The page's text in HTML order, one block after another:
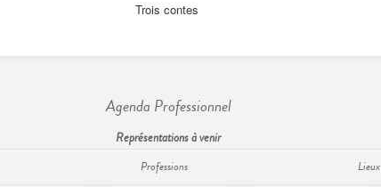
Trois contes
Agenda Professionnel
Représentations à venir
Professions Lieux